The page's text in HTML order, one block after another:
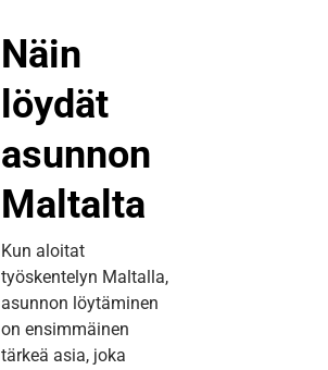
Näin
löydät
asunnon
Maltalta
Kun aloitat
työskentelyn Maltalla,
asunnon löytäminen
on ensimmäinen
tärkeä asia, joka